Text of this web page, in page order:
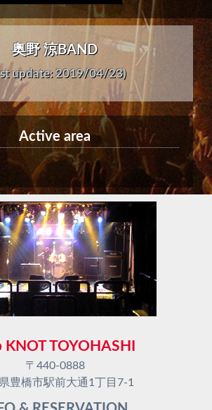
奥野 涼BAND
update: 2019/04/23)
Active area
KNOT TOYOHASHI
〒440-0888
豊橋市駅前大通1丁目7-1